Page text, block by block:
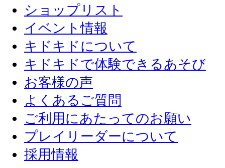
ショップリスト
イベント情報
キドキドについて
キドキドで体験できるあそび
お客様の声
よくあるご質問
ご利用にあたってのお願い
プレイリーダーについて
採用情報